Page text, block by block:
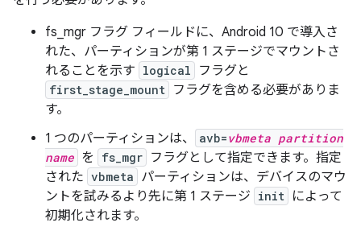
fs_mgr フラグ フィールドに、Android 10 で導入さ
れた、パーティションが第 1 ステージでマウントさ
れることを示す logical フラグと
first_stage_mount フラグを含める必要がありま
す。
1 つのパーティションは、
avb=vbmeta partition
name を fs_mgr フラグとして指定できます。指定
された vbmeta パーティションは、デバイスのマウ
ントを試みるより先に第 1 ステージ init によって
初期化されます。